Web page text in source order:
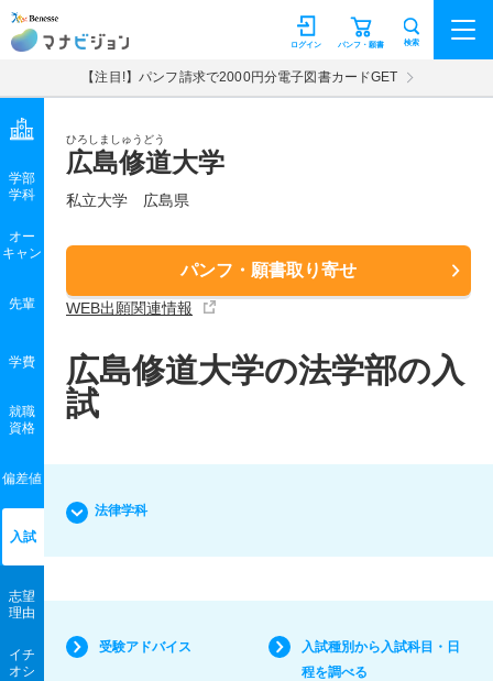
マナビジョン パンフ・願書
ログイン 検索
【注目!】パンフ請求で2000円分電子図書カードGET
ひろしましゅうどう
広島修道大学
私立大学 広島県
パンフ・願書取り寄せ
WEB出願関連情報
学部
学科
オー
キャン
先輩
学費
就職
資格
偏差値
入試
志望
理由
イチ
オシ
広島修道大学の法学部の入
試
法律学科
受験アドバイス
入試種別から入試科目・日
程を調べる